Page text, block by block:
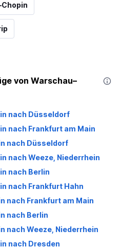
von Warschau–
nach Düsseldorf
nach Frankfurt am Main
nach Düsseldorf
nach Weeze, Niederrhein
nach Berlin
nach Frankfurt Hahn
nach Frankfurt am Main
nach Berlin
nach Weeze, Niederrhein
nach Dresden